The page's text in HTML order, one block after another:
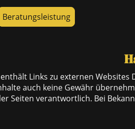
Beratungsleistung
Links zu externen
auch keine Gewähr
Seiten verantwortlich. Bei